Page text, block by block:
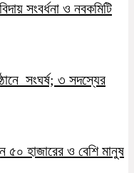
সংবর্ধনা ও নবকমিটি
সংঘর্ষ; ৩ সদস্যের
৫০ হাজারের ও বেশি মানুষ